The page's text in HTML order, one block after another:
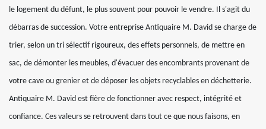
le logement du défunt, le plus souvent pour pouvoir le vendre. Il s'agit du
débarras de succession. Votre entreprise Antiquaire M. David se charge de
trier, selon un tri sélectif rigoureux, des effets personnels, de mettre en
sac, de démonter les meubles, d'évacuer des encombrants provenant de
votre cave ou grenier et de déposer les objets recyclables en déchetterie.
Antiquaire M. David est fière de fonctionner avec respect, intégrité et
confiance. Ces valeurs se retrouvent dans tout ce que nous faisons, en